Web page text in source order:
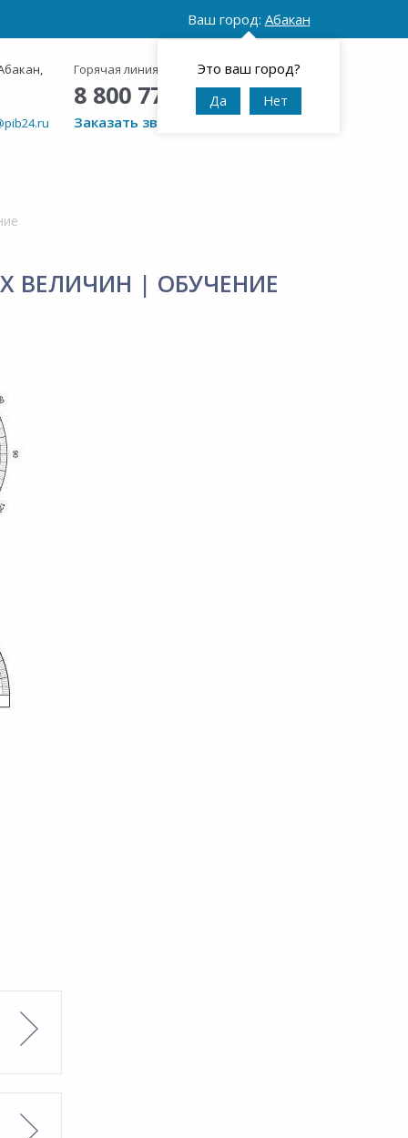
Ваш город: Абакан
Это ваш город?
Да Нет
Горячая линия: Круглосуточно
8 800 777 42 95
Заказать звонок
ВЕЛИЧИН | ОБУЧЕНИЕ